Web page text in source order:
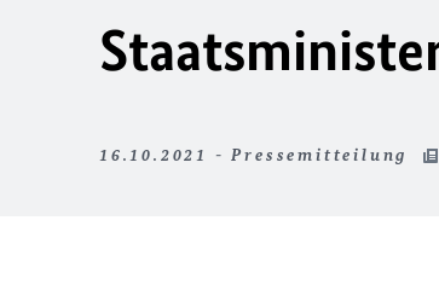
16.10.2021 - Pressemitteilung